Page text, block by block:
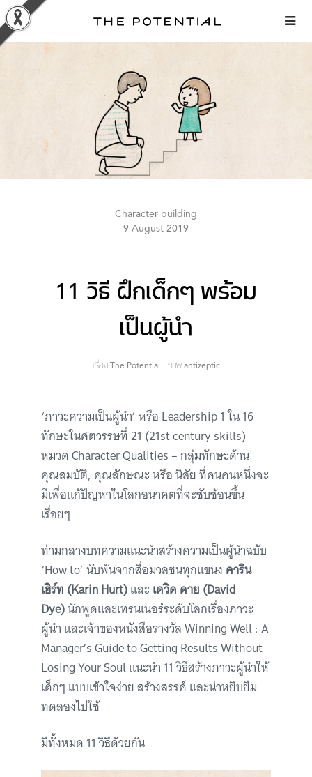
Skip
to
content
Character building
9 August 2019
11 วิธี ฝึกเด็กๆ พร้อม
เป็นผู้นำ
เรื่อง The Potential ภาพ antizeptic
‘ภาวะความเป็นผู้นำ’ หรือ Leadership 1 ใน 16
ทักษะในศตวรรษที่ 21 (21st century skills)
หมวด Character Qualities – กลุ่มทักษะด้าน
คุณสมบัติ, คุณลักษณะ หรือ นิสัย ที่คนคนหนึ่งจะ
มีเพื่อแก้ปัญหาในโลกอนาคตที่จะซับซ้อนขึ้น
เรื่อยๆ
ท่ามกลางบทความแนะนำสร้างความเป็นผู้นำฉบับ
‘How to’ นับพันจากสื่อมวลชนทุกแขนง คาริน
เฮิร์ท (Karin Hurt)และ เดวิด ดาย (David
Dye)นักพูดและเทรนเนอร์ระดับโลกเรื่องภาวะ
ผู้นำ และเจ้าของหนังสือรางวัล Winning Well : A
Manager’s Guide to Getting Results Without
Losing Your Soul แนะนำ 11 วิธีสร้างภาวะผู้นำให้
เด็กๆ แบบเข้าใจง่าย สร้างสรรค์ และน่าหยิบยืม
ทดลองไปใช้
มีทั้งหมด 11 วิธีด้วยกัน